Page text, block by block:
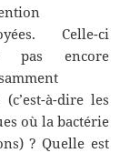
Celle-ci
pas encore
à-dire les
où la bactérie
? Quelle est